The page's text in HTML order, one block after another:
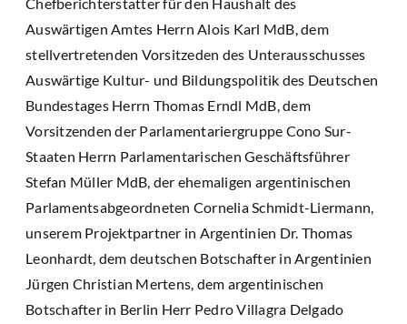
Auswärtigen Amtes Herrn Alois Karl MdB, dem
stellvertretenden Vorsitzeden des Unterausschusses
Auswärtige Kultur- und Bildungspolitik des Deutschen
Bundestages Herrn Thomas Erndl MdB, dem
Vorsitzenden der Parlamentariergruppe Cono Sur-
Staaten Herrn Parlamentarischen Geschäftsführer
Stefan Müller MdB, der ehemaligen argentinischen
Parlamentsabgeordneten Cornelia Schmidt-Liermann,
unserem Projektpartner in Argentinien Dr. Thomas
Leonhardt, dem deutschen Botschafter in Argentinien
Jürgen Christian Mertens, dem argentinischen
Botschafter in Berlin Herr Pedro Villagra Delgado